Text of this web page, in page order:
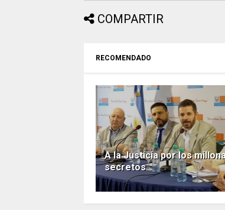
COMPARTIR
RECOMENDADO
A la Justicia por los
secretos